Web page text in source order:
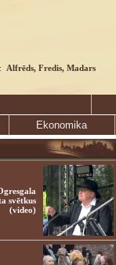
Alfrēds, Fredis, Madars
Ekonomika
svētkus
(video)